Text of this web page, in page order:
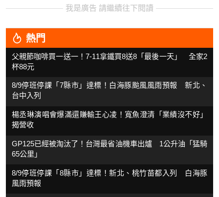
我是廣告 請繼續往下閱讀
熱門
父親節咖啡買一送一！7-11拿鐵買8送8「最後一天」 全家2
杯88元
8/9停班停課「7縣市」達標！白海豚颱風風雨預報 新北、
台中入列
楊丞琳演唱會爆滿還賺輸王心凌！寬魚澄清「業績沒不好」
揭營收
GP125已經被淘汰了！台灣最省油機車出爐 1公升油「猛騎
65公里」
8/9停班停課「8縣市」達標！新北、桃竹苗都入列 白海豚
風雨預報